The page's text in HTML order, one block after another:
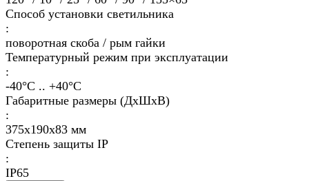
Способ установки светильника
:
поворотная скоба / рым гайки
Температурный режим при эксплуатации
:
-40°С .. +40°C
Габаритные размеры (ДхШхВ)
:
375х190х83 мм
Степень защиты IP
:
IP65